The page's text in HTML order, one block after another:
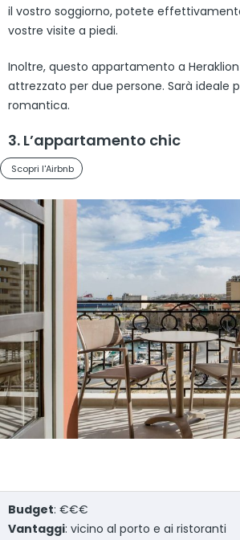
il vostro soggiorno, potete
vostre visite a piedi.
Inoltre, questo appartamento a
attrezzato per due persone. Sarà ideale
romantica.
3. L’appartamento chic
Scopri l'Airbnb
Budget: €€€
Vantaggi: vicino al porto e ai ristoranti